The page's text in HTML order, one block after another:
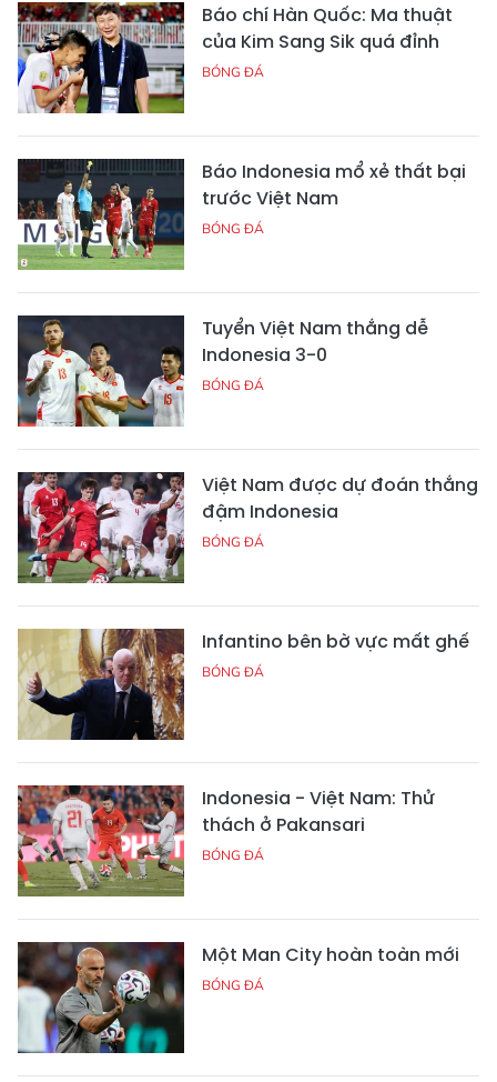
Báo chí Hàn Quốc: Ma thuật
của Kim Sang Sik quá đỉnh
BÓNG ĐÁ
Báo Indonesia mổ xẻ thất bại
trước Việt Nam
BÓNG ĐÁ
Tuyển Việt Nam thắng dễ
Indonesia 3-0
BÓNG ĐÁ
Việt Nam được dự đoán thắng
đậm Indonesia
BÓNG ĐÁ
Infantino bên bờ vực mất ghế
BÓNG ĐÁ
Indonesia - Việt Nam: Thử
thách ở Pakansari
BÓNG ĐÁ
Một Man City hoàn toàn mới
BÓNG ĐÁ